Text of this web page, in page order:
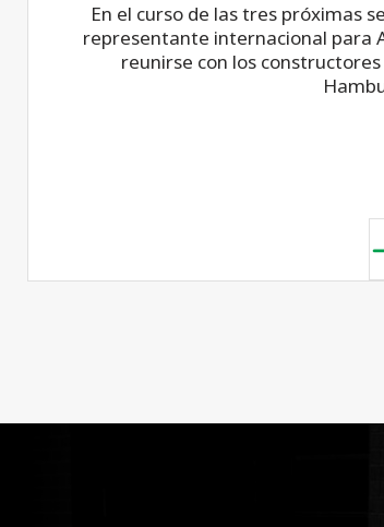
En el curso de las tres próximas
representante internacional para
reunirse con los